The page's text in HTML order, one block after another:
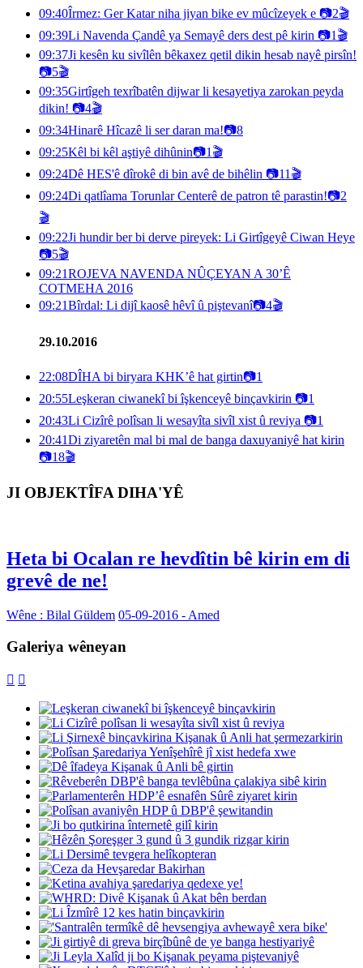
09:40Îrmez: Ger Katar niha jiyan bike ev mûcîzeyek e 📷2🎬
09:39Li Navenda Çandê ya Semayê ders dest pê kirin 📷1 🎬
09:37Ji kesên ku sivîlên bêkaxez qetil dikin hesab nayê pirsîn!
📷5🎬
09:35Girtîgeh texrîbatên dijwar li kesayetiya zarokan peyda
dikin! 📷4🎬
09:34Hinarê Hîcazê li ser daran ma!📷8
09:25Kêl bi kêl aştiyê dihûnin📷1 🎬
09:24Dê HES'ê dîrokê di bin avê de bihêlin 📷11 🎬
09:24Di qatlîama Torunlar Centerê de patron tê parastin!📷2
🎬
09:22Ji hundir ber bi derve pireyek: Li Girtîgeyê Ciwan Heye
📷5🎬
09:21ROJEVA NAVENDA NÛÇEYAN A 30’Ê
COTMEHA 2016
09:21Bîrdal: Li dijî kaosê hêvî û piştevanî📷4🎬
29.10.2016
22:08DÎHA bi biryara KHK’ê hat girtin📷1
20:55Leşkeran ciwanekî bi îşkenceyê binçavkirin 📷1
20:43Li Cizîrê polîsan li wesayîta sivîl xist û reviya 📷1
20:41Di ziyaretên mal bi mal de banga daxuyaniyê hat kirin
📷18🎬
JI OBJEKTÎFA DIHA'YÊ
Heta bi Ocalan re hevdîtin bê kirin em di
grevê de ne!
Wêne : Bilal Güldem 05-09-2016 - Amed
Galeriya wêneyan
 